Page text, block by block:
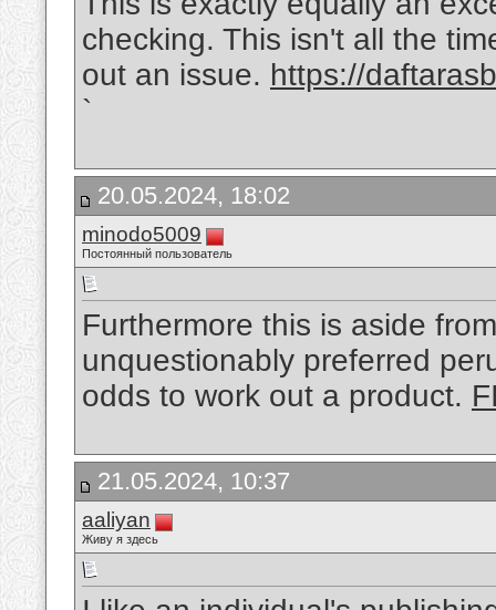
checking. This isn't all the
out an issue. https://
`
20.05.2024, 18:02
minodo5009
Постоянный пользователь
Furthermore this is aside
unquestionably preferred
odds to work out a product.
21.05.2024, 10:37
aaliyan
Живу я здесь